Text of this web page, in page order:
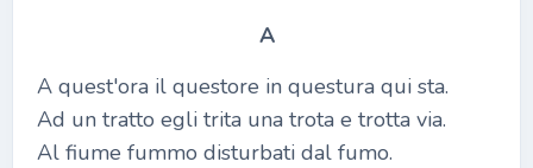
A
A quest'ora il questore in questura qui sta.
Ad un tratto egli trita una trota e trotta via.
Al fiume fummo disturbati dal fumo.